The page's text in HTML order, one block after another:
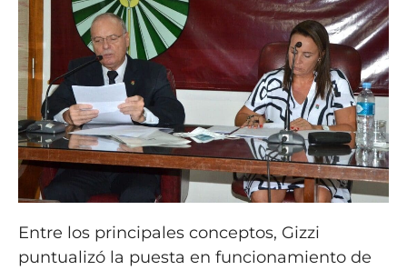
Entre los principales conceptos, Gizzi
puntualizó la puesta en funcionamiento de